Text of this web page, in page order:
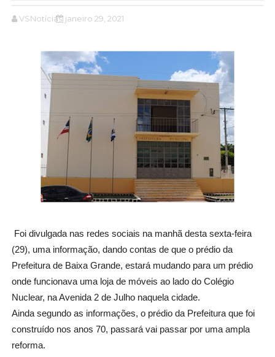
VSNotícias janeiro 29, 2021
Foi divulgada nas redes sociais na manhã desta sexta-feira
(29), uma informação, dando contas de que o prédio da
Prefeitura de Baixa Grande, estará mudando para um prédio
onde funcionava uma loja de móveis ao lado do Colégio
Nuclear, na Avenida 2 de Julho naquela cidade.
Ainda segundo as informações, o prédio da Prefeitura que foi
construído nos anos 70, passará vai passar por uma ampla
reforma.